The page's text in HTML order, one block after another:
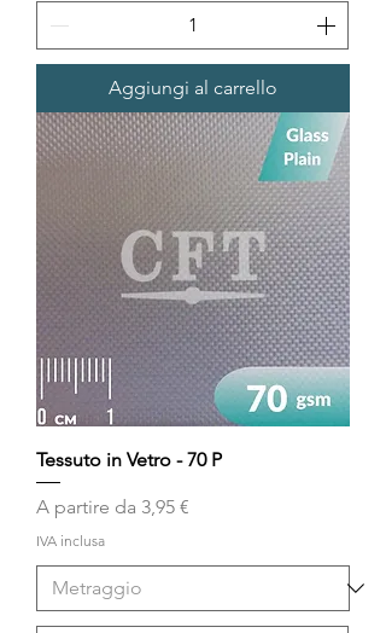
Aggiungi al carrello
Tessuto in Vetro - 70 P
A partire da 3,95 €
Prezzo scontato
IVA inclusa